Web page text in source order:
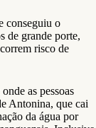
conseguiu o
de grande porte,
risco de
as pessoas
Antonina, que cai
da água por